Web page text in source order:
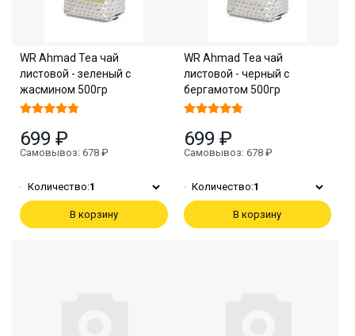
WR Ahmad Tea чай
листовой - зеленый с
жасмином 500гр
699 ₽
Самовывоз: 678 ₽
Количество:1
В корзину
WR Ahmad Tea чай
листовой - черный с
бергамотом 500гр
699 ₽
Самовывоз: 678 ₽
Количество:1
В корзину